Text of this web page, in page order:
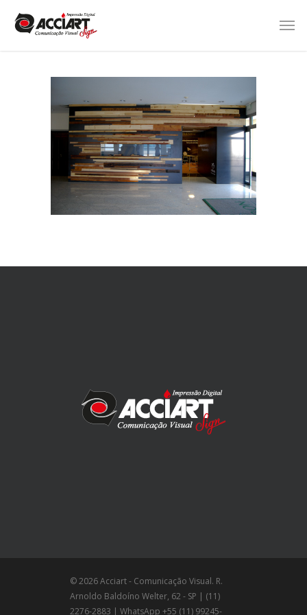
© 2026 Acciart - Comunicação Visual. R.
Arnoldo Baldoíno Welter, 62 - SP | (11)
2276-2883 | WhatsApp +55 (11) 99245-